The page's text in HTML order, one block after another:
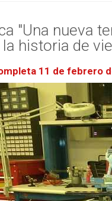
"Una nueva
historia de
11 de febrero